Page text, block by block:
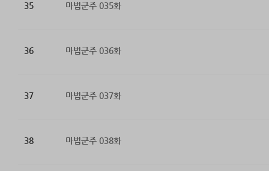
35 마법군주 035화
36 마법군주 036화
37 마법군주 037화
38 마법군주 038화